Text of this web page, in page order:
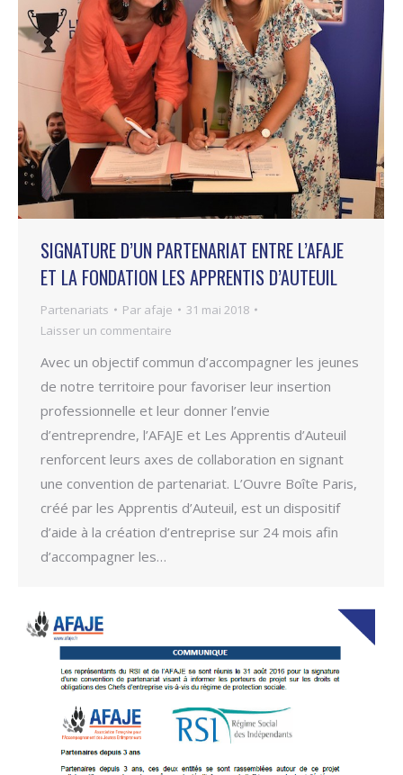
SIGNATURE D’UN PARTENARIAT ENTRE L’AFAJE
ET LA FONDATION LES APPRENTIS D’AUTEUIL
Partenariats Par afaje
31 mai 2018
Laisser un commentaire
Avec un objectif commun d’accompagner les jeunes
de notre territoire pour favoriser leur insertion
professionnelle et leur donner l’envie
d’entreprendre, l’AFAJE et Les Apprentis d’Auteuil
renforcent leurs axes de collaboration en signant
une convention de partenariat. L’Ouvre Boîte Paris,
créé par les Apprentis d’Auteuil, est un dispositif
d’aide à la création d’entreprise sur 24 mois afin
d’accompagner les…